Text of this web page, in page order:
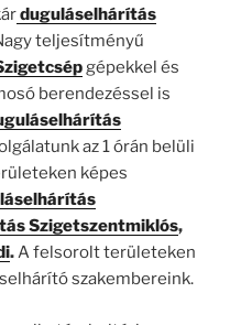
duguláselhárítás
teljesítményű
gépekkel és
berendezéssel is
az 1 órán belüli
képes
Szigetszentmiklós,
.A felsorolt területeken
szakembereink.